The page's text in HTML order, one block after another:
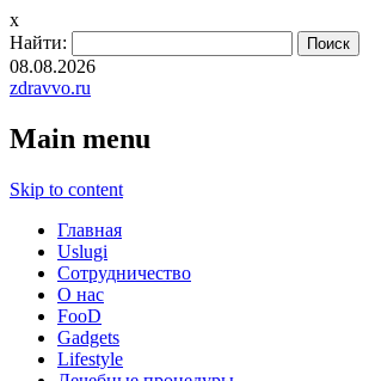
x
Найти:
08.08.2026
zdravvo.ru
Main menu
Skip to content
Главная
Uslugi
Сотрудничество
О нас
FooD
Gadgets
Lifestyle